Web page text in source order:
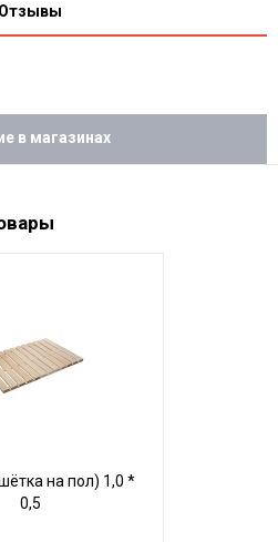
Отзывы
в магазинах
на пол) 1,0 *
0,5